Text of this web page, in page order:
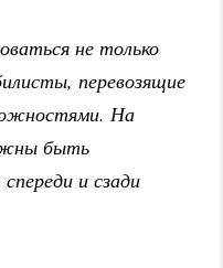
не только
перевозящие
На
быть
и сзади